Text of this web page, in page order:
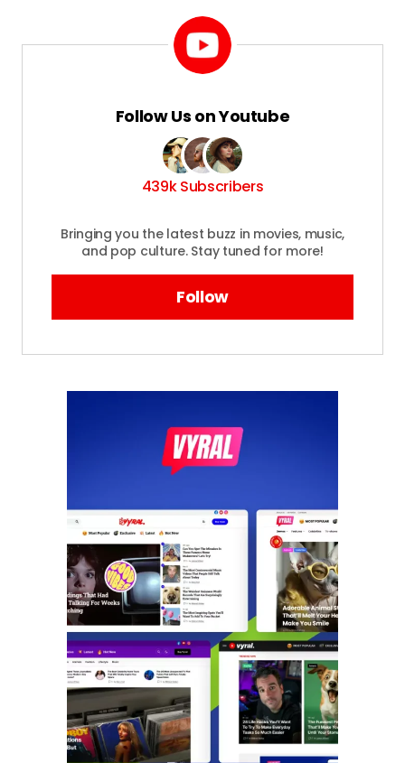
Follow Us on Youtube
439k Subscribers
Bringing you the latest buzz in movies, music,
and pop culture. Stay tuned for more!
Follow